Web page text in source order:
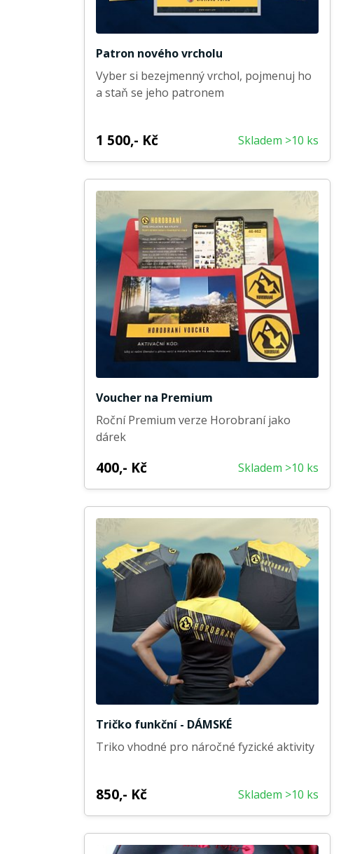
Patron nového vrcholu
Vyber si bezejmenný vrchol, pojmenuj ho
a staň se jeho patronem
1 500,- Kč Skladem >10 ks
Voucher na Premium
Roční Premium verze Horobraní jako
dárek
400,- Kč Skladem >10 ks
Tričko funkční - DÁMSKÉ
Triko vhodné pro náročné fyzické aktivity
850,- Kč Skladem >10 ks